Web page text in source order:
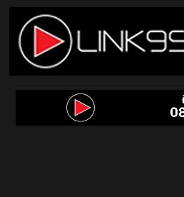
Skip
content
Link
95.5